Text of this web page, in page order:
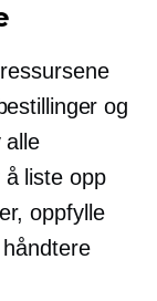
og
alle
å liste opp
oppfylle